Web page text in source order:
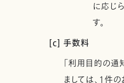
に応じ
す。
[c] 手数料
「利用目的の通
ましては、1件